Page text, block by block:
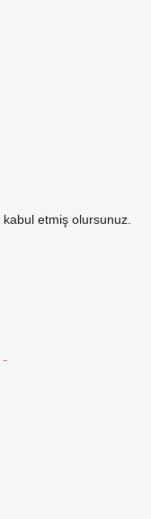
kabul etmiş olursunuz.